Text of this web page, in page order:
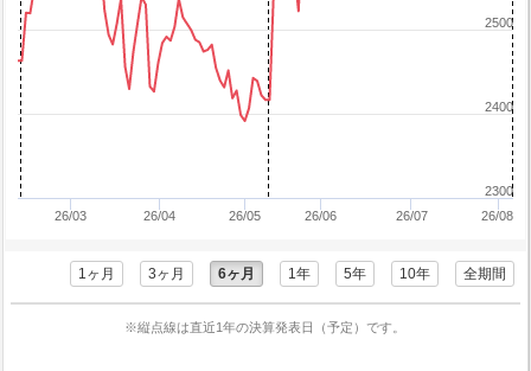
26/03 26/04 26/05 26/06 26/07 26/08
2300
2400
2500
1ヶ月 3ヶ月 6ヶ月 1年 5年 10年 全期間
※縦点線は直近1年の決算発表日（予定）です。